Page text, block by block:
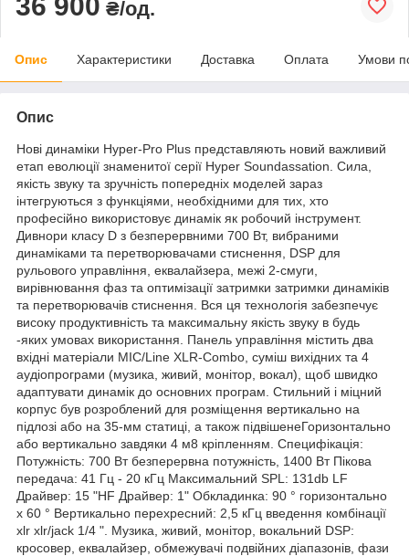
₴/од.
Опис Характеристики Доставка Оплата Умови
Опис
Нові динаміки Hyper-Pro Plus представляють новий важливий
етап еволюції знаменитої серії Hyper Soundassation. Сила,
якість звуку та зручність попередніх моделей зараз
інтегруються з функціями, необхідними для тих, хто
професійно використовує динамік як робочий інструмент.
Дивнори класу D з безперервними 700 Вт, вибраними
динаміками та перетворювачами стиснення, DSP для
рульового управління, еквалайзера, межі 2-смуги,
вирівнювання фаз та оптимізації затримки затримки динаміків
та перетворювачів стиснення. Вся ця технологія забезпечує
високу продуктивність та максимальну якість звуку в будь
-яких умовах використання. Панель управління містить два
вхідні матеріали MIC/Line XLR-Combo, суміш вихідних та 4
аудіопрограми (музика, живий, монітор, вокал), щоб швидко
адаптувати динамік до основних програм. Стильний і міцний
корпус був розроблений для розміщення вертикально на
підлозі або на 35-мм статиці, а також підвішенеГоризонтально
або вертикально завдяки 4 м8 кріпленням. Специфікація:
Потужність: 700 Вт безперервна потужність, 1400 Вт Пікова
передача: 41 Гц - 20 кГц Максимальний SPL: 131db LF
Драйвер: 15 "HF Драйвер: 1" Обкладинка: 90 ° горизонтально
x 60 ° Вертикально перехресний: 2,5 кГц введення комбінації
xlr xlr/jack 1/4 ". Музика, живий, монітор, вокальний DSP:
кросовер, еквалайзер, обмежувачі подвійних діапазонів, фази